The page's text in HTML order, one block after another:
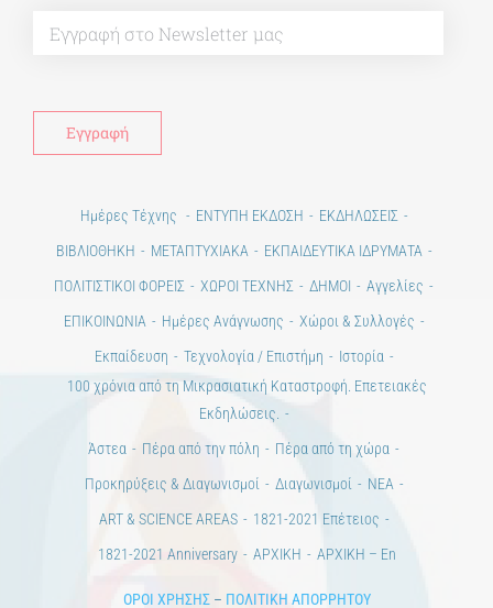
Ημέρες Τέχνης
ΒΙΒΛΙΟΘΗΚΗ
ΜΕΤΑΠΤΥΧΙΑΚΑ
ΕΠΙΚΟΙΝΩΝΙΑ
Ημέρες Ανάγνωσης
Χώροι & Συλλογές
Εκπαίδευση
Τεχνολογία / Επιστήμη
Ιστορία
100 χρόνια από τη Μικρασιατική Καταστροφή. Επετειακές
Εκδηλώσεις.
Άστεα
Πέρα από την πόλη
Πέρα από τη χώρα
Προκηρύξεις & Διαγωνισμοί
Διαγωνισμοί
ΝΕΑ
ART & SCIENCE AREAS
1821-2021 Επέτειος
1821-2021 Anniversary
ΑΡΧΙΚΗ ΑΡΧΙΚΗ – En
ΟΡΟΙ ΧΡΗΣΗΣ ΠΟΛΙΤΙΚΗ ΑΠΟΡΡΗΤΟΥ
Copyright © 2020 Days of Art in Greece. All Rights Reserved –